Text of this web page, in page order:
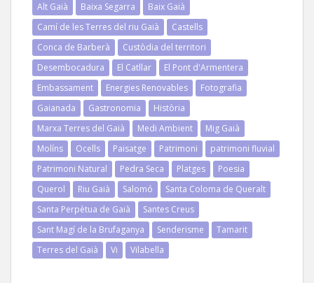
Alt Gaià
Baixa Segarra
Baix Gaià
Camí de les Terres del riu Gaià
Castells
Conca de Barberà
Custòdia del territori
Desembocadura
El Catllar
El Pont d'Armentera
Embassament
Energies Renovables
Fotografia
Gaianada
Gastronomia
Història
Marxa Terres del Gaià
Medi Ambient
Mig Gaià
Molíns
Ocells Paisatge Patrimoni
patrimoni fluvial
Patrimoni Natural
Pedra Seca Platges
Poesia
Querol
Riu Gaià Salomó
Santa Coloma de Queralt
Santa Perpètua de Gaià
Santes Creus
Sant Magí de la Brufaganya
Senderisme
Tamarit
Terres del Gaià
Vi Vilabella